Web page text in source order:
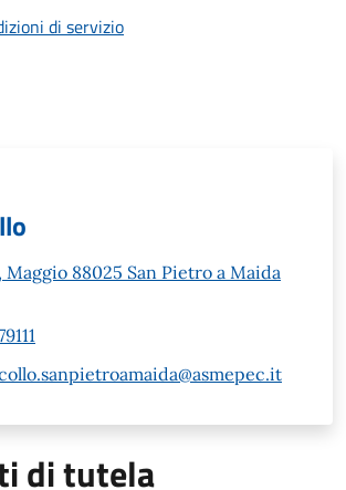
di servizio
Maggio 88025 San Pietro a Maida
di tutela